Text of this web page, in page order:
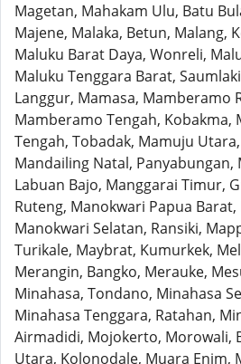
Magetan, Mahakam Ulu, Batu
Majene, Malaka, Betun, Malang,
Maluku Barat Daya, Wonreli,
Maluku Tenggara Barat,
Langgur, Mamasa, Mamberamo
Mamberamo Tengah, Kobakma,
Tengah, Tobadak, Mamuju
Mandailing Natal, Panyabungan,
Labuan Bajo, Manggarai Timur,
Ruteng, Manokwari Papua
Manokwari Selatan, Ransiki,
Turikale, Maybrat, Kumurkek,
Merangin, Bangko, Merauke,
Minahasa, Tondano, Minahasa
Minahasa Tenggara, Ratahan,
Airmadidi, Mojokerto, Morowali,
Utara, Kolonodale, Muara Enim,